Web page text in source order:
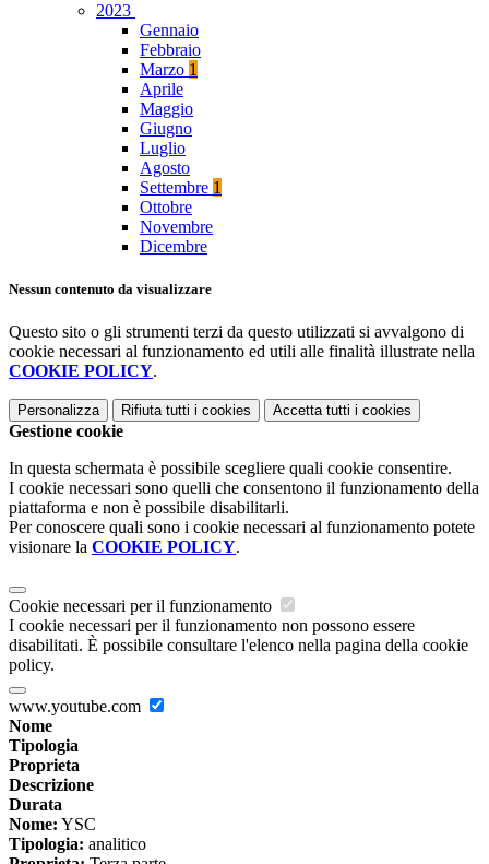
2023
Gennaio
Febbraio
Marzo 1
Aprile
Maggio
Giugno
Luglio
Agosto
Settembre 1
Ottobre
Novembre
Dicembre
Nessun contenuto da visualizzare
Questo sito o gli strumenti terzi da questo utilizzati si avvalgono di
cookie necessari al funzionamento ed utili alle finalità illustrate nella
COOKIE POLICY.
Personalizza Rifiuta tutti i cookies Accetta tutti i cookies
Gestione cookie
In questa schermata è possibile scegliere quali cookie consentire.
I cookie necessari sono quelli che consentono il funzionamento della
piattaforma e non è possibile disabilitarli.
Per conoscere quali sono i cookie necessari al funzionamento potete
visionare la COOKIE POLICY.
Cookie necessari per il funzionamento
I cookie necessari per il funzionamento non possono essere
disabilitati. È possibile consultare l'elenco nella pagina della cookie
policy.
www.youtube.com
Nome
Tipologia
Proprieta
Descrizione
Durata
Nome: YSC
Tipologia: analitico